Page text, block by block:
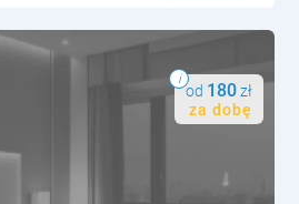
od 180zł
za dobę
i